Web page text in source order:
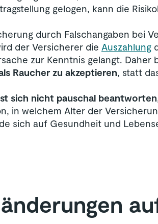
gelogen, kann die
durch Falschangaben bei
der Versicherer die Auszahlung
zur Kenntnis gelangt. Daher
Raucher zu akzeptieren, statt
sich nicht pauschal beantworten
in welchem Alter der
sich auf Gesundheit und